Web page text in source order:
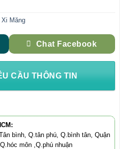
Măng
Chat Facebook
CẦU THÔNG TIN
bình, Q.tân phú, Q.bình tân, Quận
môn ,Q.phú nhuận